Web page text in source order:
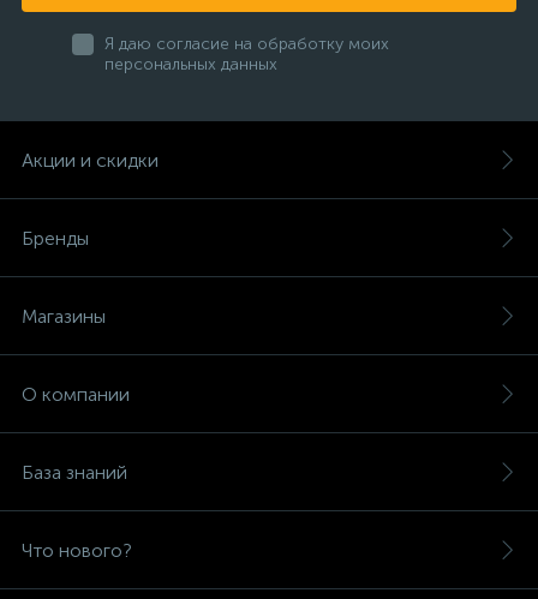
Я даю согласие на обработку моих
персональных данных
Акции и скидки
Бренды
Магазины
О компании
База знаний
Что нового?